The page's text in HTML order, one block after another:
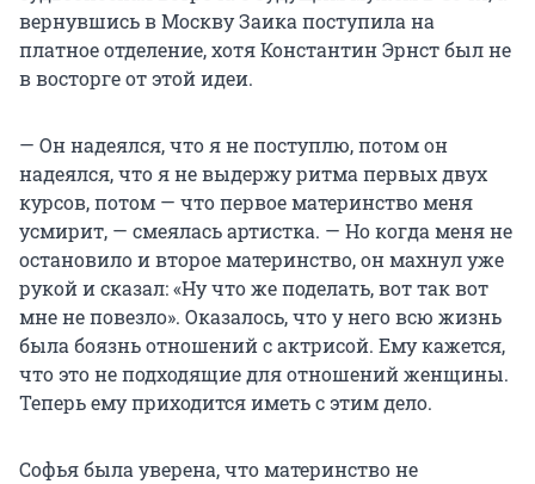
вернувшись в Москву Заика поступила на
платное отделение, хотя Константин Эрнст был не
в восторге от этой идеи.
— Он надеялся, что я не поступлю, потом он
надеялся, что я не выдержу ритма первых двух
курсов, потом — что первое материнство меня
усмирит, — смеялась артистка. — Но когда меня не
остановило и второе материнство, он махнул уже
рукой и сказал: «Ну что же поделать, вот так вот
мне не повезло». Оказалось, что у него всю жизнь
была боязнь отношений с актрисой. Ему кажется,
что это не подходящие для отношений женщины.
Теперь ему приходится иметь с этим дело.
Софья была уверена, что материнство не